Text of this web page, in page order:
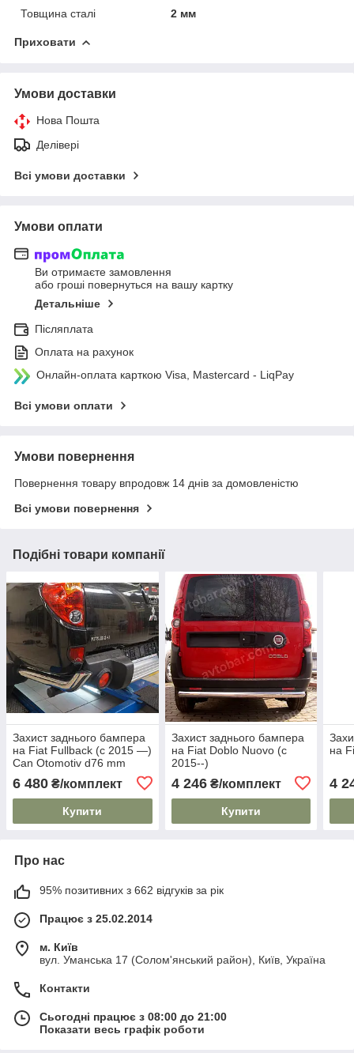
Товщина сталі
2 мм
Приховати
Умови доставки
Нова Пошта
Делівері
Всі умови доставки
Умови оплати
Ви отримаєте замовлення
або гроші повернуться на вашу картку
Детальніше
Післяплата
Оплата на рахунок
Онлайн-оплата карткою Visa, Mastercard - LiqPay
Всі умови оплати
Умови повернення
Повернення товару впродовж 14 днів за домовленістю
Всі умови повернення
Подібні товари компанії
Захист заднього бампера
на Fiat Fullback (c 2015 —)
Can Otomotiv d76 mm
6 480 ₴/комплект
Купити
Захист заднього бампера
на Fiat Doblo Nuovo (c
2015--)
4 246₴/комплект
Купити
на
4
Про нас
95% позитивних з 662 відгуків за рік
Працює з 25.02.2014
м. Київ
вул. Уманська 17 (Солом'янський район), Київ, Україна
Контакти
Сьогодні працює з 08:00 до 21:00
Показати весь графік роботи